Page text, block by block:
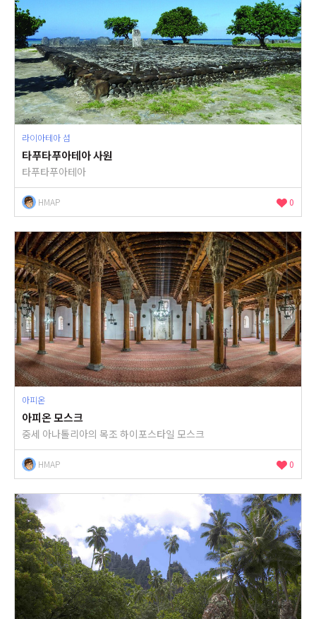
라이아테아 섬
타푸타푸아테아 사원
타푸타푸아테아
HMAP 0
아피온
아피온 모스크
중세 아나톨리아의 목조 하이포스타일 모스크
HMAP 0